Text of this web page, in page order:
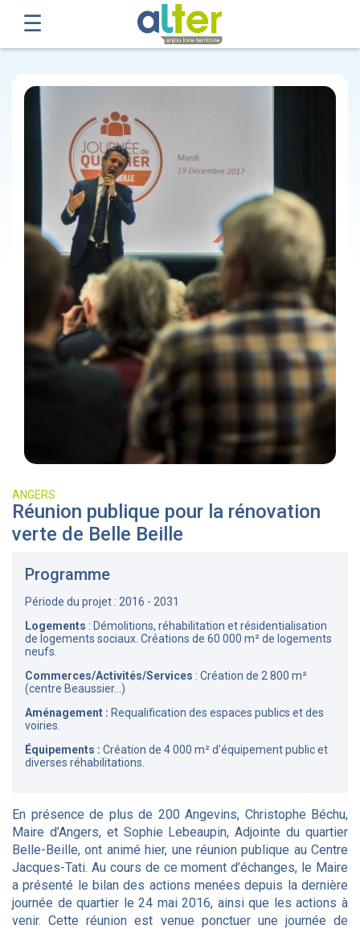
ANGERS
Réunion publique pour la rénovation
verte de Belle Beille
Programme
Période du projet : 2016 - 2031
Logements : Démolitions, réhabilitation et résidentialisation
de logements sociaux. Créations de 60 000 m² de logements
neufs.
Commerces/Activités/Services : Création de 2 800 m²
(centre Beaussier...)
Aménagement : Requalification des espaces publics et des
voiries.
Équipements : Création de 4 000 m² d'équipement public et
diverses réhabilitations.
En présence de plus de 200 Angevins, Christophe Béchu,
Maire d’Angers, et Sophie Lebeaupin, Adjointe du quartier
Belle-Beille, ont animé hier, une réunion publique au Centre
Jacques-Tati. Au cours de ce moment d’échanges, le Maire
a présenté le bilan des actions menées depuis la dernière
journée de quartier le 24 mai 2016, ainsi que les actions à
venir. Cette réunion est venue ponctuer une journée de